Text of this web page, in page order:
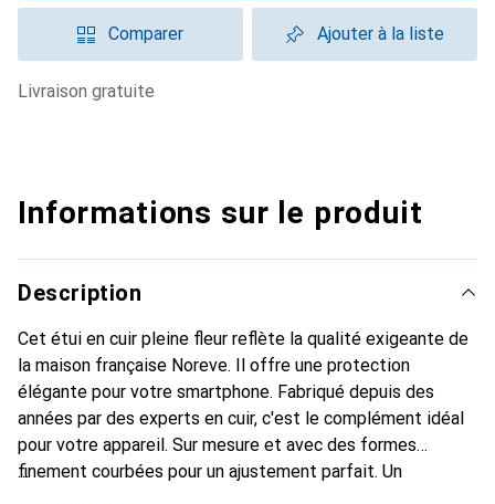
Comparer Ajouter à la liste
livraison gratuite
Informations sur le produit
Description
Cet étui en cuir pleine fleur reflète la qualité exigeante de
la maison française Noreve. Il offre une protection
élégante pour votre smartphone. Fabriqué depuis des
années par des experts en cuir, c'est le complément idéal
pour votre appareil. Sur mesure et avec des formes
finement courbées pour un ajustement parfait. Un